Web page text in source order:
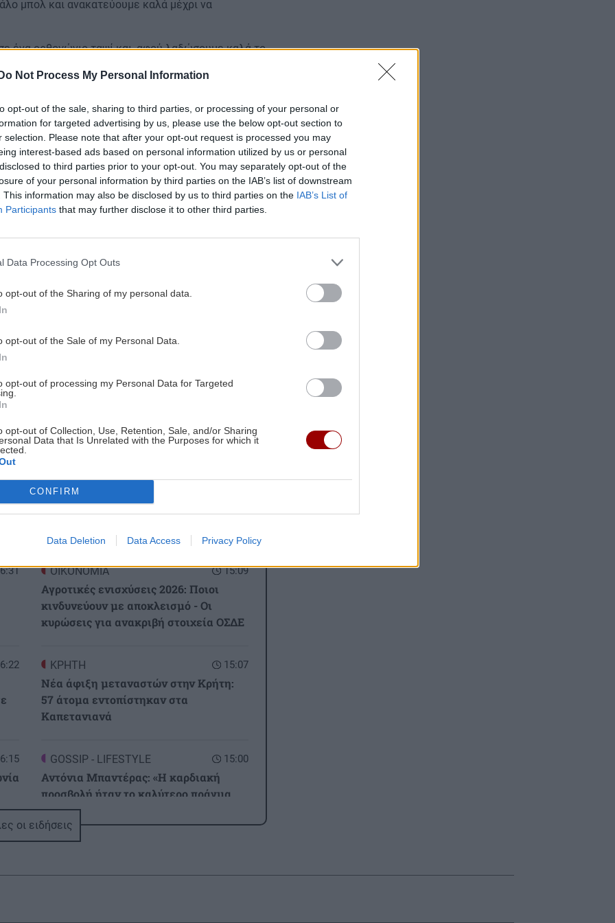
Do Not Process My Personal Information
opt-out of the sale, sharing to third parties, or processing of your personal or
for targeted advertising by us, please use the below opt-out section to
selection. Please note that after your opt-out request is processed you may
interest-based ads based on personal information utilized by us or personal
to third parties prior to your opt-out. You may separately opt-out of the
of your personal information by third parties on the IAB’s list of downstream
This information may also be disclosed by us to third parties on the IAB’s List of
Participants that may further disclose it to other third parties.
Data Processing Opt Outs
opt-out of the Sharing of my personal data.
opt-out of the Sale of my Personal Data.
opt-out of processing my Personal Data for Targeted
opt-out of Collection, Use, Retention, Sale, and/or Sharing
Data that Is Unrelated with the Purposes for which it
CONFIRM
Data Deletion Data Access Privacy Policy
μπολ και ανακατεύουμε καλά μέχρι να
ένα ορθογώνιο ταψί και, αφού λαδώσουμε καλά το
στους 200°C, στις αντιστάσεις, για περίπου 20
μικρότερος – κρίνουμε από το χρώμα).
να κρυώσει για 1 ώρα περίπου και κόβουμε τις
Newsκαι μάθετε πρώτοι όλες τις ειδήσεις για
ΕΙΔΗΣΕΩΝ
15:09
ΟΙΚΟΝΟΜΙΑ
Αγροτικές ενισχύσεις 2026: Ποιοι
κινδυνεύουν με αποκλεισμό - Οι
κυρώσεις για ανακριβή στοιχεία ΟΣΔΕ
15:07
ΚΡΗΤΗ
Νέα άφιξη μεταναστών στην Κρήτη:
57 άτομα εντοπίστηκαν στα
Καπετανιανά
15:00
GOSSIP - LIFESTYLE
Αντόνια Μπαντέρας: «Η καρδιακή
προσβολή ήταν το καλύτερο πράγμα
που μου συνέβη»
οι ειδήσεις